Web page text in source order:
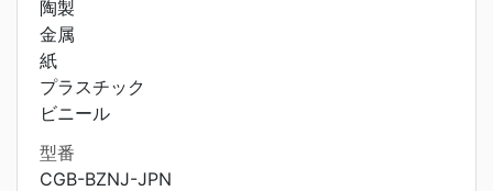
陶製
金属
紙
プラスチック
ビニール
型番
CGB-BZNJ-JPN